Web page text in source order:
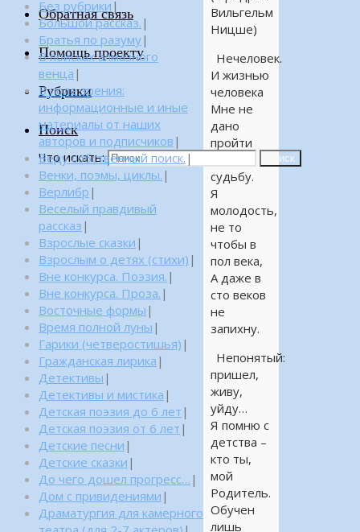
Обратная связь
Помощь проекту
Рубрики
Поиск
Что искать: Поиск
Вильгельм
Ницше)
Нечеловек.
И жизнью
человека
Мне не
дано
пройти
судьбу.
Я
молодость,
не то
чтобы в
пол века,
А даже в
сто веков
не
запихну.
Непонятый:
пришел,
живу,
уйду…
Я помню с
детства –
кто ты,
мой
Родитель.
Обучен
лишь
Без рубрики |
Большой рассказ. |
Братья по разуму|
В поисках алмазного
венца |
В поле зрения:
информационные и иные
материалы от наших
авторов и подписчиков |
Веду собственный поиск. |
Венки, поэмы, циклы. |
Верлибр |
Веселый правдивый
рассказ |
Взрослые сказки |
Взрослым о детях (стихи) |
Вне конкурса. Поэзия. |
Вне конкурса. Проза. |
Восточные формы |
Время полной луны |
Гарики (четверостишья) |
Гражданская лирика |
Детективы |
Детективы и мистика |
Детская поэзия до 6 лет |
Детская поэзия от 6 лет |
Детские песни |
Детские сказки |
До чего дошел прогресс… |
Дом с привидениями |
Драматургия для камерного